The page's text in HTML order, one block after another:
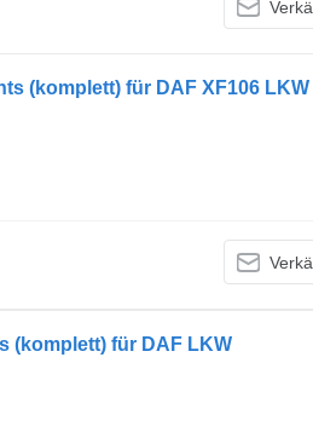
(komplett) für DAF XF106 LKW
(komplett) für DAF LKW